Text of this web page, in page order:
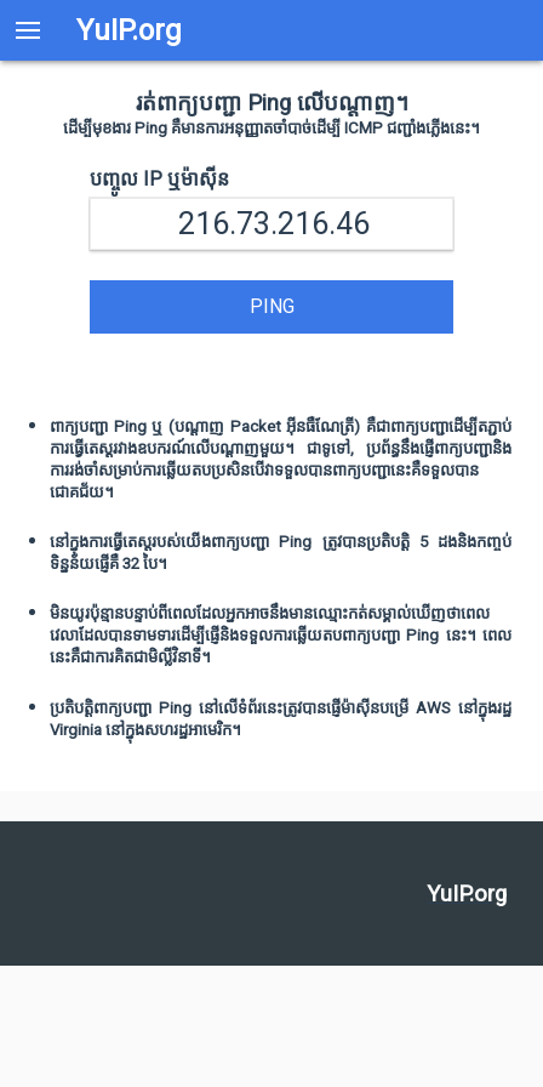
YuIP.org
រត់ពាក្យបញ្ជា Ping លើបណ្តាញ។
ដើម្បីមុខងារ Ping គឺមានការអនុញ្ញាតចាំបាច់ដើម្បី ICMP ជញ្ជាំងភ្លើងនេះ។
បញ្ចូល IP ឬម៉ាស៊ីន
PING
ពាក្យបញ្ជា Ping ឬ (បណ្តាញ Packet អ៊ីនធឺណែត្រី) គឺជាពាក្យបញ្ជាដើម្បីតភ្ជាប់
ការធ្វើតេស្តរវាងឧបករណ៍លើបណ្តាញមួយ។ ជាទូទៅ, ប្រព័ន្ធនឹងផ្ញើពាក្យបញ្ជានិង
ការរង់ចាំសម្រាប់ការឆ្លើយតបប្រសិនបើវាទទួលបានពាក្យបញ្ជានេះគឺទទួលបាន
ជោគជ័យ។
នៅក្នុងការធ្វើតេស្តរបស់យើងពាក្យបញ្ជា Ping ត្រូវបានប្រតិបត្តិ 5 ដងនិងកញ្ចប់
ទិន្នន័យផ្ញើគឺ 32 បៃ។
មិនយូរប៉ុន្មានបន្ទាប់ពីពេលដែលអ្នកអាចនឹងមានឈ្មោះកត់សម្គាល់ឃើញថាពេល
វេលាដែលបានទាមទារដើម្បីផ្ញើនិងទទួលការឆ្លើយតបពាក្យបញ្ជា Ping នេះ។ ពេល
នេះគឺជាការគិតជាមិល្លីវិនាទី។
ប្រតិបត្តិពាក្យបញ្ជា Ping នៅលើទំព័រនេះត្រូវបានផ្ញើម៉ាស៊ីនបម្រើ AWS នៅក្នុងរដ្ឋ
Virginia នៅក្នុងសហរដ្ឋអាមេរិក។
YuIP.org